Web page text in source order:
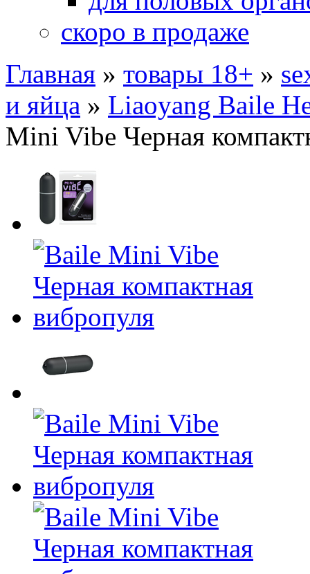
скоро в продаже
Главная » товары 18+ »
и яйца » Liaoyang Baile
Mini Vibe Черная